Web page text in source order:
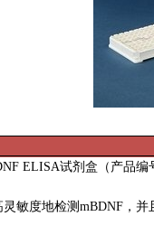
ELISA试剂盒（产品编
敏度地检测mBDNF，并